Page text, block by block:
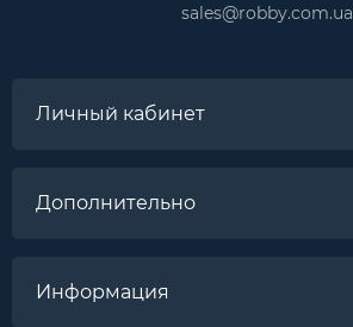
sales@robby.com.ua
Личный кабинет
Дополнительно
Информация